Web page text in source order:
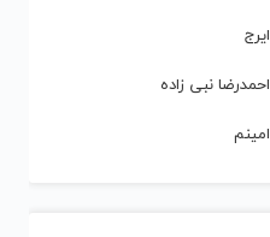
ایرج
احمدرضا نبی زاده
امینم